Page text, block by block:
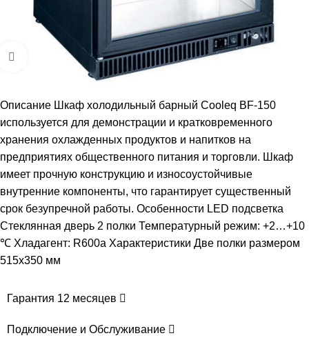
Увеличить
Описание Шкаф холодильный барный Cooleq BF-150
используется для демонстрации и кратковременного
хранения охлажденных продуктов и напитков на
предприятиях общественного питания и торговли. Шкаф
имеет прочную конструкцию и износоустойчивые
внутренние компоненты, что гарантирует существенный
срок безупречной работы. Особенности LED подсветка
Стеклянная дверь 2 полки Температурный режим: +2…+10
℃ Хладагент: R600a Характеристики Две полки размером
515х350 мм
Гарантия 12 месяцев
Подключение и Обслуживание